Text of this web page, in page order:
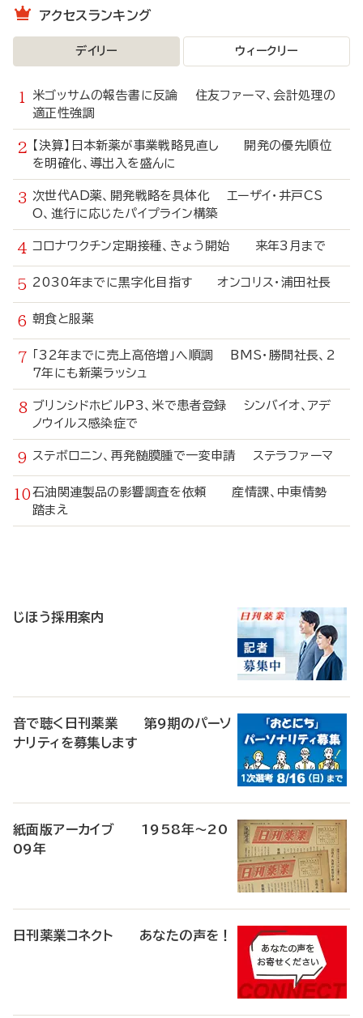
アクセスランキング
デイリー ウィークリー
米ゴッサムの報告書に反論 住友ファーマ、会計処理の
適正性強調
【決算】日本新薬が事業戦略見直し 開発の優先順位
を明確化、導出入を盛んに
次世代AD薬、開発戦略を具体化 エーザイ・井戸CS
O、進行に応じたパイプライン構築
コロナワクチン定期接種、きょう開始 来年3月まで
2030年までに黒字化目指す オンコリス・浦田社長
朝食と服薬
「32年までに売上高倍増」へ順調 BMS・勝間社長、2
7年にも新薬ラッシュ
ブリンシドホビルP3、米で患者登録 シンバイオ、アデ
ノウイルス感染症で
ステボロニン、再発髄膜腫で一変申請 ステラファーマ
石油関連製品の影響調査を依頼 産情課、中東情勢
踏まえ
じほう採用案内
音で聴く日刊薬業 第9期のパーソ
ナリティを募集します
紙面版アーカイブ 1958年～20
09年
日刊薬業コネクト あなたの声を！